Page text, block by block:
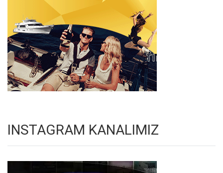
INSTAGRAM KANALIMIZ